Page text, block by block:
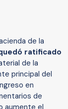
de la
ratificado
de la
principal del
en
de